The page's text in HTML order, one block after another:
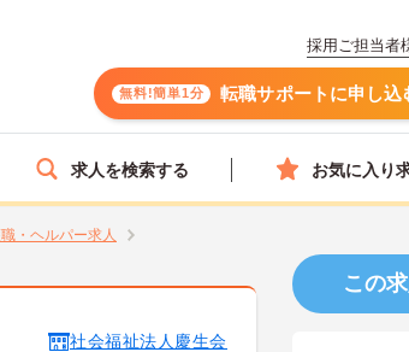
採用ご担当者
無料!簡単1分 転職サポートに申し込
求人を検索する お気に入り
・ヘルパー求人
社会福祉法人慶生会
この